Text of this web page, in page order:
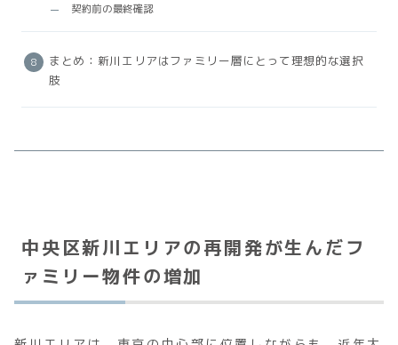
契約前の最終確認
まとめ：新川エリアはファミリー層にとって理想的な選択
肢
中央区新川エリアの再開発が生んだフ
ァミリー物件の増加